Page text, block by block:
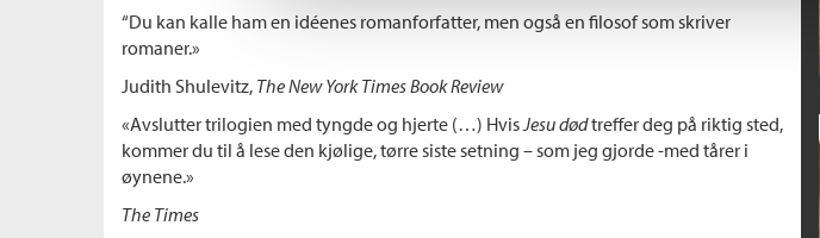
“Du kan kalle ham en idéenes romanforfatter, men også en filosof som skriver
romaner.»
Judith Shulevitz, The New York Times Book Review
«Avslutter trilogien med tyngde og hjerte (…) Hvis Jesu dødtreffer deg på riktig sted,
kommer du til å lese den kjølige, tørre siste setning – som jeg gjorde -med tårer i
øynene.»
The Times